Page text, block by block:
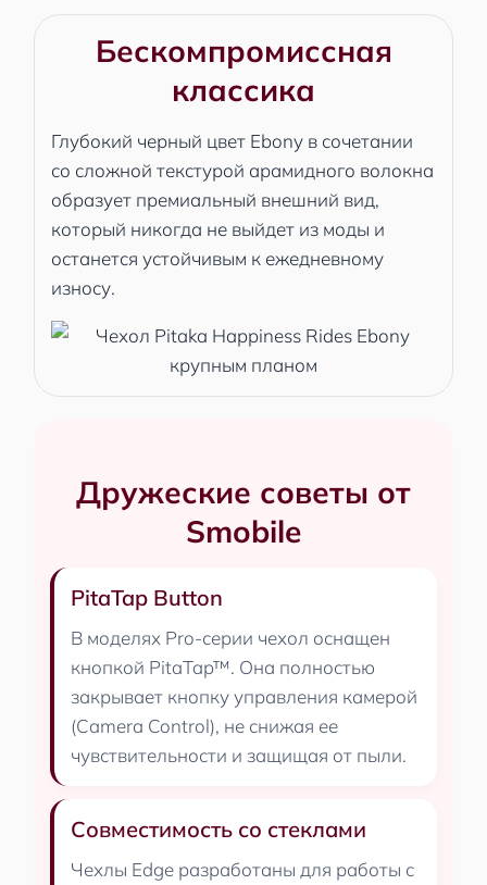
Бескомпромиссная
классика
Глубокий черный цвет Ebony в сочетании
со сложной текстурой арамидного волокна
образует премиальный внешний вид,
который никогда не выйдет из моды и
останется устойчивым к ежедневному
износу.
Дружеские советы от
Smobile
PitaTap Button
В моделях Pro-серии чехол оснащен
кнопкой PitaTap™. Она полностью
закрывает кнопку управления камерой
(Camera Control), не снижая ее
чувствительности и защищая от пыли.
Совместимость со стеклами
Чехлы Edge разработаны для работы с